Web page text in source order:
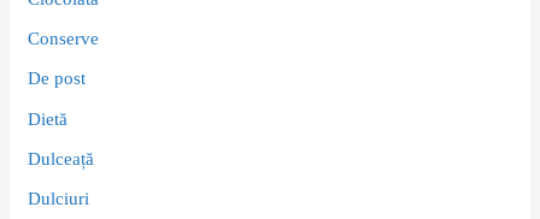
Conserve
De post
Dietă
Dulceață
Dulciuri